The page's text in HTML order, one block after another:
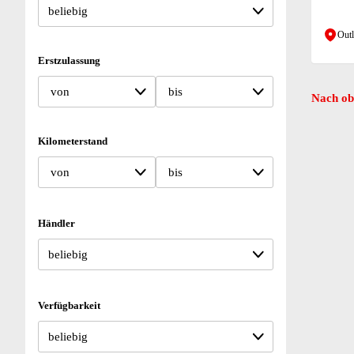
Erstzulassung
von bis
Kilometerstand
von bis
Händler
Verfügbarkeit
Nach